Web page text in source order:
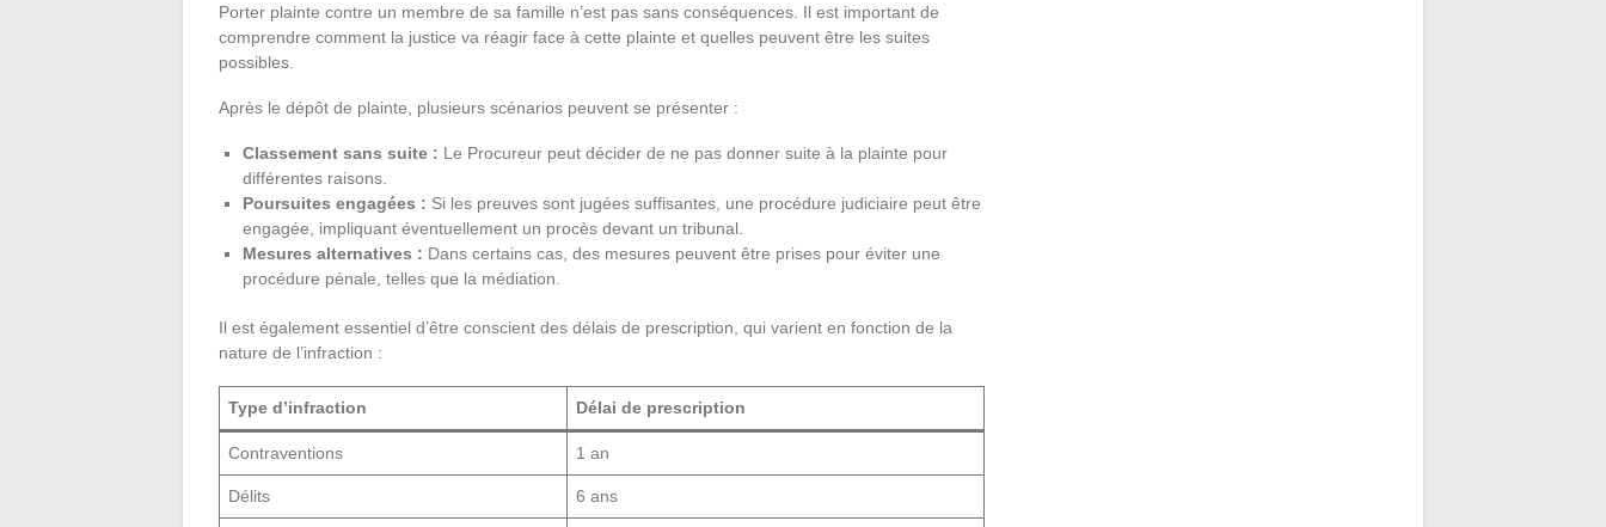
Porter plainte contre un membre de sa famille n’est pas sans conséquences. Il est important de
comprendre comment la justice va réagir face à cette plainte et quelles peuvent être les suites
possibles.
Après le dépôt de plainte, plusieurs scénarios peuvent se présenter :
Classement sans suite : Le Procureur peut décider de ne pas donner suite à la plainte pour
différentes raisons.
Poursuites engagées : Si les preuves sont jugées suffisantes, une procédure judiciaire peut être
engagée, impliquant éventuellement un procès devant un tribunal.
Mesures alternatives : Dans certains cas, des mesures peuvent être prises pour éviter une
procédure pénale, telles que la médiation.
Il est également essentiel d’être conscient des délais de prescription, qui varient en fonction de la
nature de l’infraction :
Type d’infraction Délai de prescription
Contraventions 1 an
Délits 6 ans